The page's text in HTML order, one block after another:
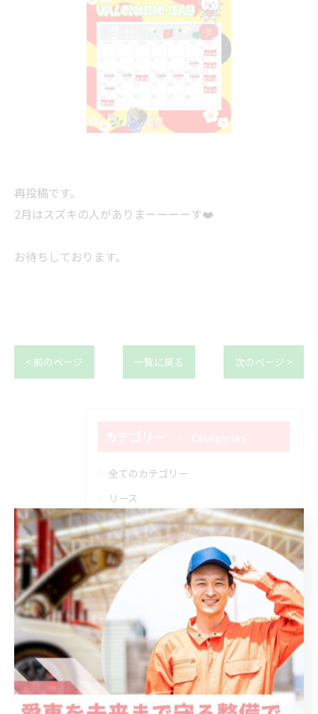
再投稿です。
2月はスズキの人がありまーーーーす❤️
お待ちしております。
< 前のページ 一覧に戻る 次のページ >
全てのカテゴリー
リース
整備
点検
修理
オイル交換
最近の投稿 Recent Posts